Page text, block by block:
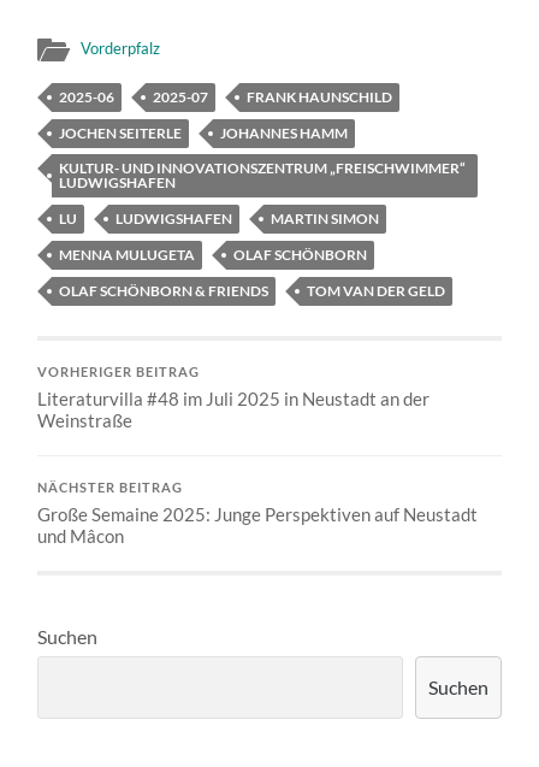
Vorderpfalz
2025-06 2025-07
FRANK HAUNSCHILD
JOCHEN SEITERLE
JOHANNES HAMM
KULTUR- UND INNOVATIONSZENTRUM „FREISCHWIMMER“
LUDWIGSHAFEN
LU
LUDWIGSHAFEN
MARTIN SIMON
MENNA MULUGETA
OLAF SCHÖNBORN
OLAF SCHÖNBORN & FRIENDS
TOM VAN DER GELD
VORHERIGER BEITRAG
Literaturvilla #48 im Juli 2025 in Neustadt an der
Weinstraße
NÄCHSTER BEITRAG
Große Semaine 2025: Junge Perspektiven auf Neustadt
und Mâcon
Suchen
Suchen